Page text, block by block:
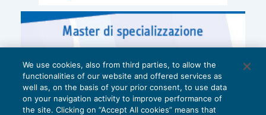
We use cookies, also from third parties, to allow the
functionalities of our website and offered services as
well as, on the basis of your prior consent, to use data
on your navigation activity to improve performance of
the site. Clicking on “Accept All cookies” means that